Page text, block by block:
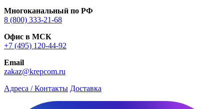
Многоканальный по РФ
8 (800) 333‑21-68
Офис в МСК
+7 (495) 120-44-92
Email
zakaz@krepcom.ru
Адреса / Контакты Доставка